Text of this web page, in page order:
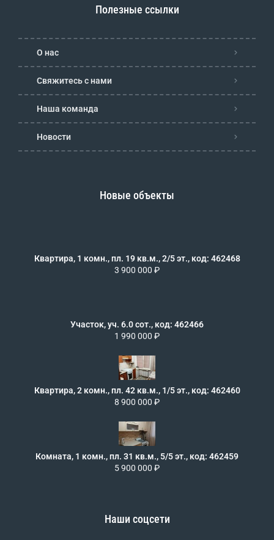
Полезные ссылки
О нас
Свяжитесь с нами
Наша команда
Новости
Новые объекты
Квартира, 1 комн., пл. 19 кв.м., 2/5 эт., код: 462468
3 900 000 ₽
Участок, уч. 6.0 сот., код: 462466
1 990 000 ₽
Квартира, 2 комн., пл. 42 кв.м., 1/5 эт., код: 462460
8 900 000 ₽
Комната, 1 комн., пл. 31 кв.м., 5/5 эт., код: 462459
5 900 000 ₽
Наши соцсети